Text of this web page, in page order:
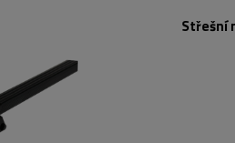
Střešní